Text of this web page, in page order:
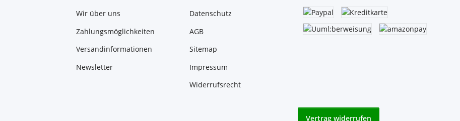
Wir über uns
Zahlungsmöglichkeiten
Versandinformationen
Newsletter
Datenschutz
AGB
Sitemap
Impressum
Widerrufsrecht
Vertrag widerrufen